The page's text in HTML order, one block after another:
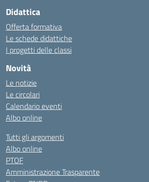
Didattica
Offerta formativa
Le schede didattiche
I progetti delle classi
Novità
Le notizie
Le circolari
Calendario eventi
Albo online
Tutti gli argomenti
Albo online
PTOF
Amministrazione Trasparente